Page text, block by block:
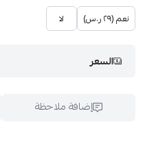
نعم (٢٩ ر.س) لا
السعر
إضافة ملاحظة